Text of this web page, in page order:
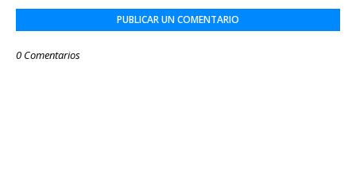
PUBLICAR UN COMENTARIO
0 Comentarios